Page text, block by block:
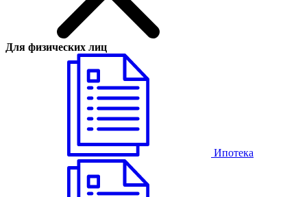
Для физических лиц
Ипотека